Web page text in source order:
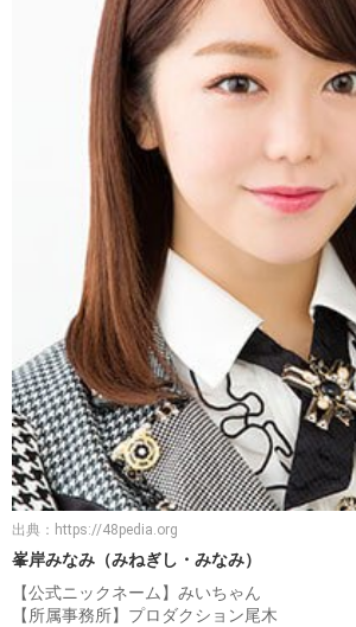
出典： https://48pedia.org
峯岸みなみ（みねぎし・みなみ）
【公式ニックネーム】みいちゃん
【所属事務所】プロダクション尾木